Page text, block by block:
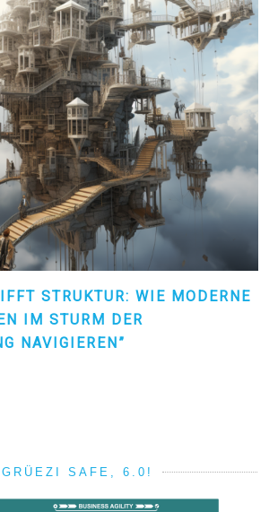
STRUKTUR: WIE MODERNE
IM STURM DER
NAVIGIEREN”
GRÜEZI SAFE, 6.0!